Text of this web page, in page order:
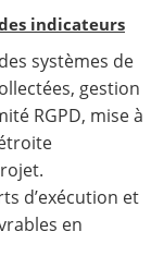
indicateurs
systèmes de
gestion
RGPD, mise à
d’exécution et
en